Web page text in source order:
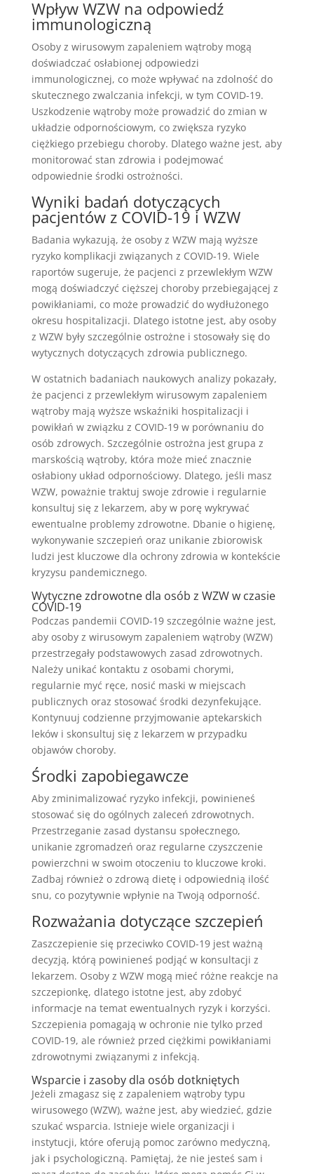
Wpływ WZW na odpowiedź
immunologiczną
Osoby z wirusowym zapaleniem wątroby mogą
doświadczać osłabionej odpowiedzi
immunologicznej, co może wpływać na zdolność do
skutecznego zwalczania infekcji, w tym COVID-19.
Uszkodzenie wątroby może prowadzić do zmian w
układzie odpornościowym, co zwiększa ryzyko
ciężkiego przebiegu choroby. Dlatego ważne jest, aby
monitorować stan zdrowia i podejmować
odpowiednie środki ostrożności.
Wyniki badań dotyczących
pacjentów z COVID-19 i WZW
Badania wykazują, że osoby z WZW mają wyższe
ryzyko komplikacji związanych z COVID-19. Wiele
raportów sugeruje, że pacjenci z przewlekłym WZW
mogą doświadczyć cięższej choroby przebiegającej z
powikłaniami, co może prowadzić do wydłużonego
okresu hospitalizacji. Dlatego istotne jest, aby osoby
z WZW były szczególnie ostrożne i stosowały się do
wytycznych dotyczących zdrowia publicznego.
W ostatnich badaniach naukowych analizy pokazały,
że pacjenci z przewlekłym wirusowym zapaleniem
wątroby mają wyższe wskaźniki hospitalizacji i
powikłań w związku z COVID-19 w porównaniu do
osób zdrowych. Szczególnie ostrożna jest grupa z
marskością wątroby, która może mieć znacznie
osłabiony układ odpornościowy. Dlatego, jeśli masz
WZW, poważnie traktuj swoje zdrowie i regularnie
konsultuj się z lekarzem, aby w porę wykrywać
ewentualne problemy zdrowotne. Dbanie o higienę,
wykonywanie szczepień oraz unikanie zbiorowisk
ludzi jest kluczowe dla ochrony zdrowia w kontekście
kryzysu pandemicznego.
Wytyczne zdrowotne dla osób z WZW w czasie
COVID-19
Podczas pandemii COVID-19 szczególnie ważne jest,
aby osoby z wirusowym zapaleniem wątroby (WZW)
przestrzegały podstawowych zasad zdrowotnych.
Należy unikać kontaktu z osobami chorymi,
regularnie myć ręce, nosić maski w miejscach
publicznych oraz stosować środki dezynfekujące.
Kontynuuj codzienne przyjmowanie aptekarskich
leków i skonsultuj się z lekarzem w przypadku
objawów choroby.
Środki zapobiegawcze
Aby zminimalizować ryzyko infekcji, powinieneś
stosować się do ogólnych zaleceń zdrowotnych.
Przestrzeganie zasad dystansu społecznego,
unikanie zgromadzeń oraz regularne czyszczenie
powierzchni w swoim otoczeniu to kluczowe kroki.
Zadbaj również o zdrową dietę i odpowiednią ilość
snu, co pozytywnie wpłynie na Twoją odporność.
Rozważania dotyczące szczepień
Zaszczepienie się przeciwko COVID-19 jest ważną
decyzją, którą powinieneś podjąć w konsultacji z
lekarzem. Osoby z WZW mogą mieć różne reakcje na
szczepionkę, dlatego istotne jest, aby zdobyć
informacje na temat ewentualnych ryzyk i korzyści.
Szczepienia pomagają w ochronie nie tylko przed
COVID-19, ale również przed ciężkimi powikłaniami
zdrowotnymi związanymi z infekcją.
Wsparcie i zasoby dla osób dotkniętych
Jeżeli zmagasz się z zapaleniem wątroby typu
wirusowego (WZW), ważne jest, aby wiedzieć, gdzie
szukać wsparcia. Istnieje wiele organizacji i
instytucji, które oferują pomoc zarówno medyczną,
jak i psychologiczną. Pamiętaj, że nie jesteś sam i